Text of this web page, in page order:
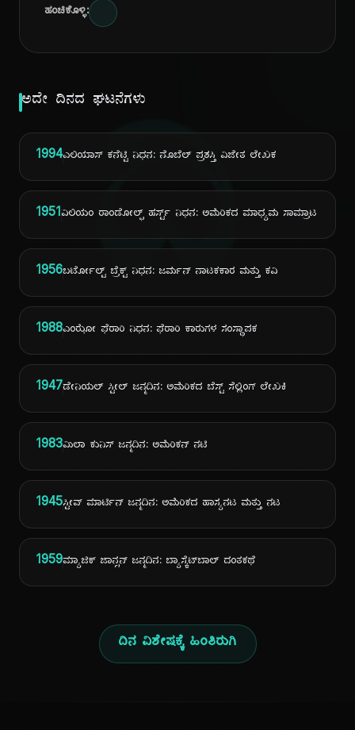
ದಿ
ಹಂಚಿಕೊಳ್ಳಿ:
ಅದೇ ದಿನದ ಘಟನೆಗಳು
1994ಎಲಿಯಾಸ್ ಕನೆಟ್ಟಿ ನಿಧನ: ನೊಬೆಲ್ ಪ್ರಶಸ್ತಿ ವಿಜೇತ ಲೇಖಕ
1951ವಿಲಿಯಂ ರಾಂಡೋಲ್ಫ್ ಹರ್ಸ್ಟ್ ನಿಧನ: ಅಮೆರಿಕದ ಮಾಧ್ಯಮ ಸಾಮ್ರಾಟ
1956ಬರ್ಟೋಲ್ಟ್ ಬ್ರೆಕ್ಟ್ ನಿಧನ: ಜರ್ಮನ್ ನಾಟಕಕಾರ ಮತ್ತು ಕವಿ
1988ಎಂಝೋ ಫೆರಾರಿ ನಿಧನ: ಫೆರಾರಿ ಕಾರುಗಳ ಸಂಸ್ಥಾಪಕ
1947ಡೇನಿಯಲ್ ಸ್ಟೀಲ್ ಜನ್ಮದಿನ: ಅಮೆರಿಕದ ಬೆಸ್ಟ್ ಸೆಲ್ಲಿಂಗ್ ಲೇಖಕಿ
1983ಮಿಲಾ ಕುನಿಸ್ ಜನ್ಮದಿನ: ಅಮೆರಿಕನ್ ನಟಿ
1945ಸ್ಟೀವ್ ಮಾರ್ಟಿನ್ ಜನ್ಮದಿನ: ಅಮೆರಿಕದ ಹಾಸ್ಯನಟ ಮತ್ತು ನಟ
1959ಮ್ಯಾಜಿಕ್ ಜಾನ್ಸನ್ ಜನ್ಮದಿನ: ಬ್ಯಾಸ್ಕೆಟ್‌ಬಾಲ್ ದಂತಕಥೆ
ದಿನ ವಿಶೇಷಕ್ಕೆ ಹಿಂತಿರುಗಿ